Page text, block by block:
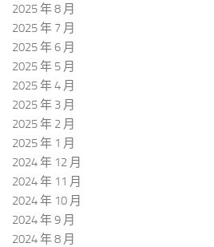
2025 年 8 月
2025 年 7 月
2025 年 6 月
2025 年 5 月
2025 年 4 月
2025 年 3 月
2025 年 2 月
2025 年 1 月
2024 年 12 月
2024 年 11 月
2024 年 10 月
2024 年 9 月
2024 年 8 月